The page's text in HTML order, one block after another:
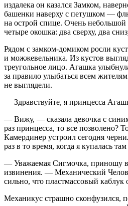
издалека он казался Замком,
башенки наверху с петушком —
на острой спице. Очень небольшой
четыре окошка: два сверху, два
Рядом с замком-домиком росли
и можжевельника. Из кустов
треугольное лицо. Агашка
за правило улыбаться всем
не выглядели.
— Здравствуйте, я принцесса
— Вижу, — сказала девочка с
раз принцесса, то все позволено?
Камердинер устроил сегодня
раз в то время, когда я купалась
— Уважаемая Сигмочка, приношу
извинения. — Механический
сильно, что пластмассовый каблук
Механикус страшно сконфузился,